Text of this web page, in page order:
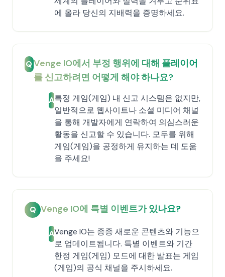
에 올라 당신의 지배력을 증명하세요.
QVenge IO에서 부정 행위에 대해 플레이어
를 신고하려면 어떻게 해야 하나요?
A특정 게임(게임) 내 신고 시스템은 없지만,
일반적으로 웹사이트나 소셜 미디어 채널
을 통해 개발자에게 연락하여 의심스러운
활동을 신고할 수 있습니다. 모두를 위해
게임(게임)을 공정하게 유지하는 데 도움
을 주세요!
Q Venge IO에 특별 이벤트가 있나요?
AVenge IO는 종종 새로운 콘텐츠와 기능으
로 업데이트됩니다. 특별 이벤트와 기간
한정 게임(게임) 모드에 대한 발표는 게임
(게임)의 공식 채널을 주시하세요.